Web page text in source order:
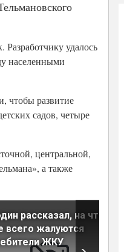
удалось
населенными
чтобы развитие
садов, четыре
центральной,
а также
рассказал, на что
всего жалуются
ЖКУ